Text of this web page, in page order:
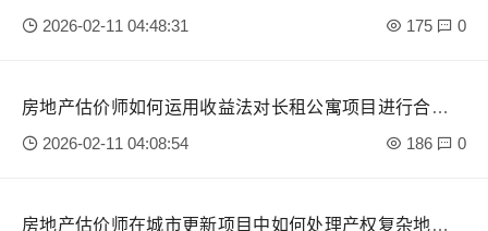
因素？
2026-02-11 04:48:31 175 0
房地产估价师如何运用收益法对长租公寓项目进行合理定
价？2026-02-11 04:08:54 186 0
房地产估价师在城市更新项目中如何处理产权复杂地块的